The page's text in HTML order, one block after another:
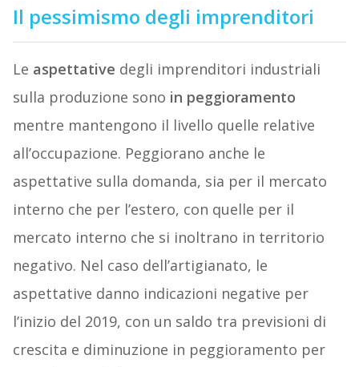
Il pessimismo degli imprenditori
Le aspettative degli imprenditori industriali
sulla produzione sono in peggioramento
mentre mantengono il livello quelle relative
all’occupazione. Peggiorano anche le
aspettative sulla domanda, sia per il mercato
interno che per l’estero, con quelle per il
mercato interno che si inoltrano in territorio
negativo. Nel caso dell’artigianato, le
aspettative danno indicazioni negative per
l’inizio del 2019, con un saldo tra previsioni di
crescita e diminuzione in peggioramento per